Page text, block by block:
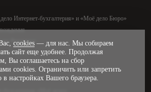
Интернет-бухгалтерия» и «Моё дело Бюро»
Финансы»
учёта
cookies — для нас. Мы собираем
сайт еще удобнее. Продолжая
Вы соглашаетесь на сбор
cookies. Ограничить или запретить
настройках Вашего браузера.